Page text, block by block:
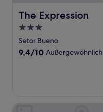
The Expression
The Expression
3.0-
Sterne-
Unterkunft
Setor Bueno
9.4
9,4/10 Außergewöhnlich